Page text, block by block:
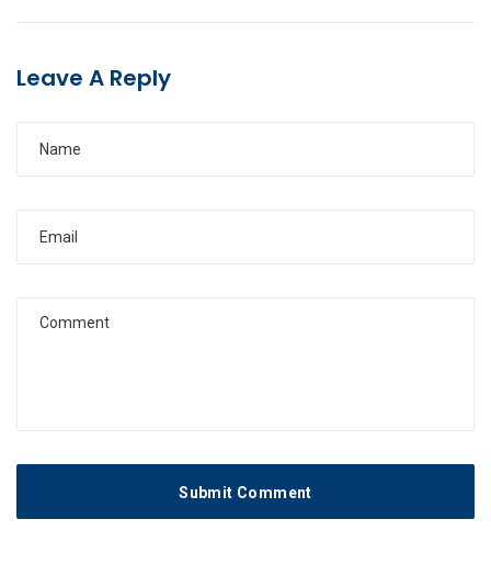
Leave A Reply
Submit Comment